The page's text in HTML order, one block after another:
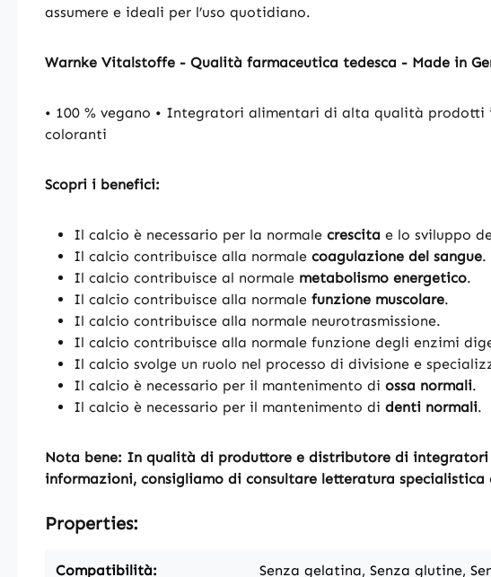
assumere e ideali per l’uso quotidiano.
Warnke Vitalstoffe - Qualità farmaceutica tedesca - Made in
• 100 % vegano • Integratori alimentari di alta qualità prodotti
coloranti
Scopri i benefici:
Il calcio è necessario per la normale crescita e lo sviluppo
Il calcio contribuisce alla normale coagulazione del sangue.
Il calcio contribuisce al normale metabolismo energetico.
Il calcio contribuisce alla normale funzione muscolare.
Il calcio contribuisce alla normale neurotrasmissione.
Il calcio contribuisce alla normale funzione degli enzimi
Il calcio svolge un ruolo nel processo di divisione e
Il calcio è necessario per il mantenimento di ossa normali.
Il calcio è necessario per il mantenimento di denti normali.
Nota bene: In qualità di produttore e distributore di
informazioni, consigliamo di consultare letteratura
Properties:
Compatibilità: Senza gelatina, Senza glutine,